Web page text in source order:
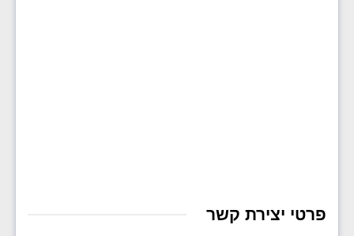
פרטי יצירת קשר